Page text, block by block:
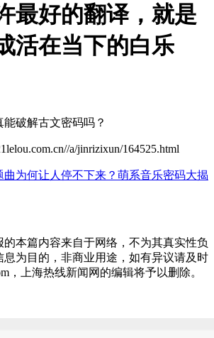
最好的翻译，就是
活在当下的白乐
破解古文密码吗？
a/jinrizixun/164525.html
曲为何让人停不下来？萌系音乐密码大揭
的本篇内容来自于网络，不为其真实性负
息为目的，非商业用途，如有异议请及时
，上海热线新闻网的编辑将予以删除。